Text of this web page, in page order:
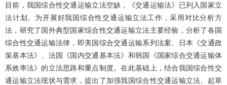
目前，我国综合性交通运输立法空缺，《交通运输法》已列入国家立
法计划。为开展好我国综合性交通运输立法工作，采用对比分析方
法，研究了国外典型国家综合性交通运输立法主要经验，分析了各国
综合性交通运输法律，即美国综合交通运输系列法案、日本《交通政
策基本法》、法国《国内交通基本法》和韩国《国家综合交通运输体
系效率法》的立法思路和重点制度。在此基础上，结合我国综合性交
通运输立法现状与需求，提出了加强我国综合性交通运输立法、起草